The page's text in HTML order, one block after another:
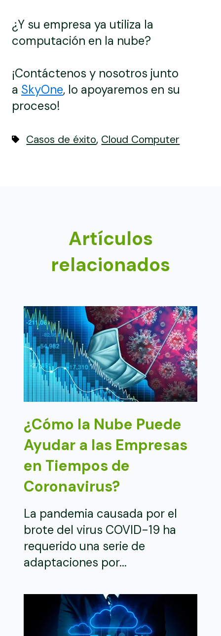
¿Y su empresa ya utiliza la
computación en la nube?
¡Contáctenos y nosotros junto
a SkyOne, lo apoyaremos en su
proceso!
Casos de éxito, Cloud Computer
Artículos
relacionados
¿Cómo la Nube Puede
Ayudar a las Empresas
en Tiempos de
Coronavirus?
La pandemia causada por el
brote del virus COVID-19 ha
requerido una serie de
adaptaciones por...